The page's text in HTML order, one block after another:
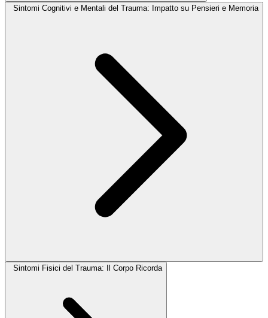
Sintomi Cognitivi e Mentali del Trauma: Impatto su Pensieri e Memoria
Sintomi Fisici del Trauma: Il Corpo Ricorda